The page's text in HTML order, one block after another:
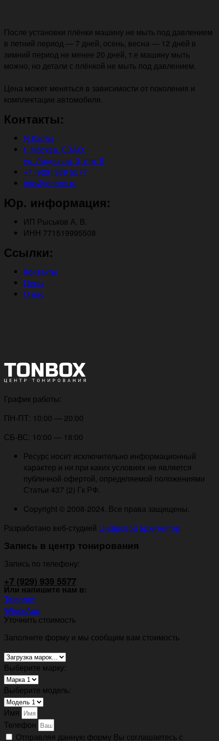
После установки плёнки машину не мыть под давлением
в летний период — 7 дней, осень, весна — 12 дней в
зимний период не менее 20 дней, т.е машину мыть
можно, но детали с плёнкой не мыть под давлением.
Цена может меняться в зависимости от поколения и
комплектации автомобиля.
Контакты:
Я.Карты
г. Москва, СЗАО,
ул. Лодочная, 3, стр. 5
+7 (929) 939 5577
info@tonbox.ru
Юр. информация:
ИП Рыськов А. В.
ИНН 771519995508
Ссылки:
Контакты
Цены
О нас
График работы:
ПН-ПТ: 10:00 — 20:00
СБ-ВС: 10:00 — 18:00
Ресурс носит исключительно информационный
характер и ни при каких условиях не является
публичной офертой, определяемой положениями
Статьи 437 (2) Гк РФ.
Copyright © 2008-2024. Все права защищены.
Разработано веб-студией Цифровой архитектор
Запись в центр тонирования
Запись по телефону:
+7 (929) 939 5577
Или напишите нам в:
Telegram
WhatsApp
Уточнить стоимость
Заполните форму и мы сообщим вам стоимость
Выберите марку:
Выберите модель:
Имя
Телефон
Отправляя данную форму Вы соглашаетесь с